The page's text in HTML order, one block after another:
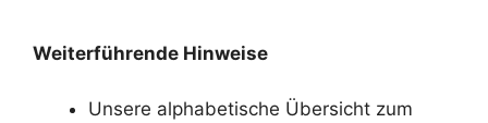
Weiterführende Hinweise
Unsere alphabetische Übersicht zum